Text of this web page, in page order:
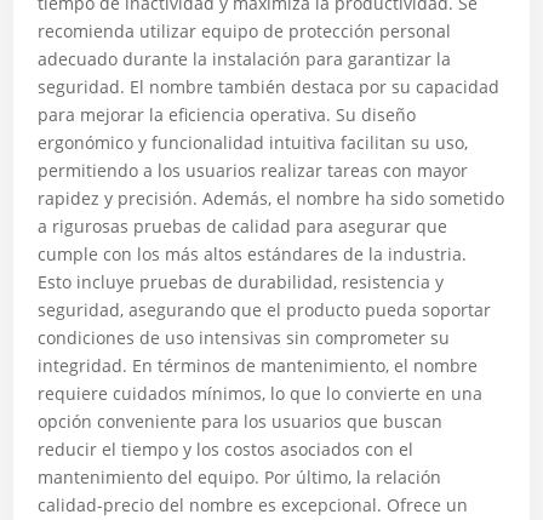
recomienda utilizar equipo de protección personal
adecuado durante la instalación para garantizar la
seguridad. El nombre también destaca por su capacidad
para mejorar la eficiencia operativa. Su diseño
ergonómico y funcionalidad intuitiva facilitan su uso,
permitiendo a los usuarios realizar tareas con mayor
rapidez y precisión. Además, el nombre ha sido sometido
a rigurosas pruebas de calidad para asegurar que
cumple con los más altos estándares de la industria.
Esto incluye pruebas de durabilidad, resistencia y
seguridad, asegurando que el producto pueda soportar
condiciones de uso intensivas sin comprometer su
integridad. En términos de mantenimiento, el nombre
requiere cuidados mínimos, lo que lo convierte en una
opción conveniente para los usuarios que buscan
reducir el tiempo y los costos asociados con el
mantenimiento del equipo. Por último, la relación
calidad-precio del nombre es excepcional. Ofrece un